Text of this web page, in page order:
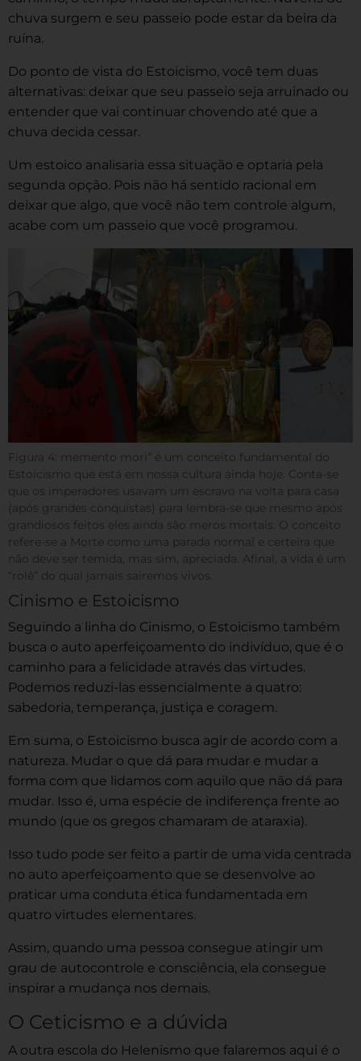
chuva surgem e seu passeio pode estar da beira da
ruína.
Do ponto de vista do Estoicismo, você tem duas
alternativas: deixar que seu passeio seja arruinado ou
entender que vai continuar chovendo até que a
chuva decida cessar.
Um estoico analisaria essa situação e optaria pela
segunda opção. Pois não há sentido racional em
deixar que algo, que você não tem controle algum,
acabe com um passeio que você programou.
Figura 4: memento mori” é um conceito fundamental do
Estoicismo que está em nossa cultura ainda hoje. Conta-se
que os imperadores usavam um escravo na volta para casa
(após grandes conquistas) para lembra-se que mesmo após
grandiosos feitos eles ainda são meros mortais. O conceito
refere-se a Morte como uma parada normal e certeira que
não deve ser temida, mas sim, apreciada. Afinal, a vida é um
“rolê” do qual jamais sairemos vivos.
Cinismo e Estoicismo
Seguindo a linha do Cinismo, o Estoicismo também
busca o auto aperfeiçoamento do indivíduo, que é o
caminho para a felicidade através das virtudes.
Podemos reduzi-las essencialmente a quatro:
sabedoria, temperança, justiça e coragem.
Em suma, o Estoicismo busca agir de acordo com a
natureza. Mudar o que dá para mudar e mudar a
forma com que lidamos com aquilo que não dá para
mudar. Isso é, uma espécie de indiferença frente ao
mundo (que os gregos chamaram de ataraxia).
Isso tudo pode ser feito a partir de uma vida centrada
no auto aperfeiçoamento que se desenvolve ao
praticar uma conduta ética fundamentada em
quatro virtudes elementares.
Assim, quando uma pessoa consegue atingir um
grau de autocontrole e consciência, ela consegue
inspirar a mudança nos demais.
O Ceticismo e a dúvida
A outra escola do Helenismo que falaremos aqui é o